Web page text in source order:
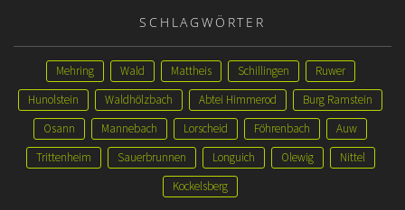
SCHLAGWÖRTER
Mehring Wald Mattheis Schillingen
Ruwer
Hunolstein
Waldhölzbach Abtei Himmerod
Burg Ramstein
Osann
Mannebach Lorscheid Föhrenbach
Auw
Trittenheim
Sauerbrunnen Longuich Olewig
Nittel
Kockelsberg